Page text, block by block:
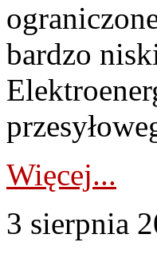
bardzo
Więcej...
3 sierpnia